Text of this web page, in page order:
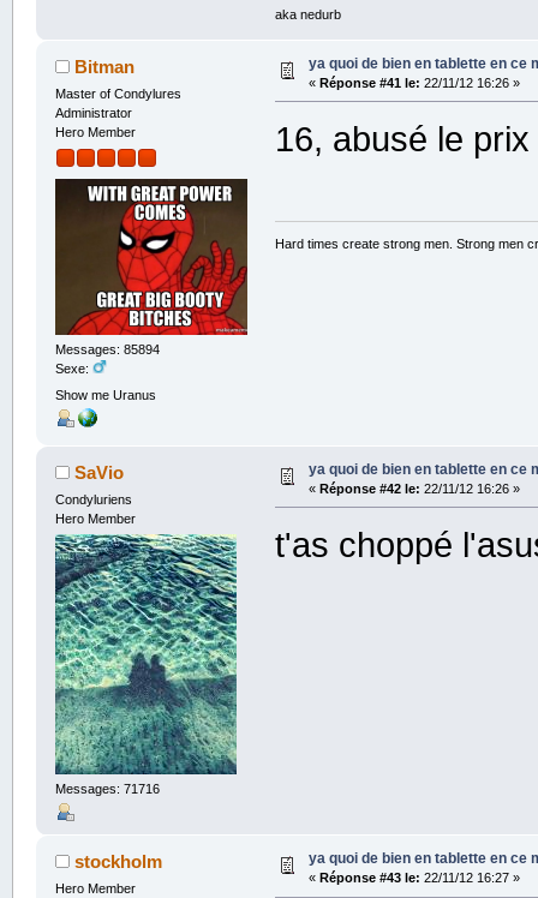
aka nedurb
Bitman
Master of Condylures
Administrator
Hero Member
Messages: 85894
Sexe:
Show me Uranus
ya quoi de bien en tablette en ce
« Réponse #41 le: 22/11/12 16:26 »
16, abusé le
Hard times create strong men. Strong men
SaVio
Condyluriens
Hero Member
Messages: 71716
ya quoi de bien en tablette en ce
« Réponse #42 le: 22/11/12 16:26 »
t'as choppé
stockholm
Hero Member
ya quoi de bien en tablette en ce
« Réponse #43 le: 22/11/12 16:27 »